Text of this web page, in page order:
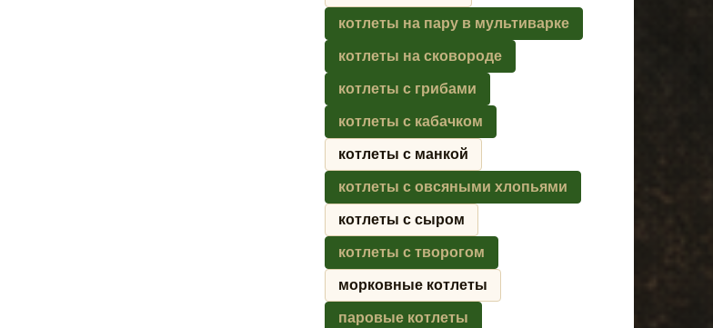
котлеты на пару в мультиварке
котлеты на сковороде
котлеты с грибами
котлеты с кабачком
котлеты с манкой
котлеты с овсяными хлопьями
котлеты с сыром
котлеты с творогом
морковные котлеты
паровые котлеты